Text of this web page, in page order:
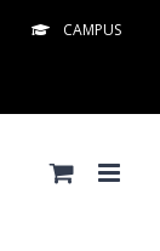
CAMPUS